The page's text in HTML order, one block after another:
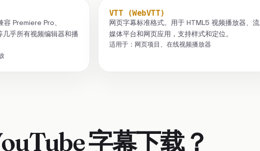
Premiere Pro、
乎所有视频编辑器和播
VTT (WebVTT)
网页字幕标准格式。用于 HTML5 视频播放器、流
媒体平台和网页应用，支持样式和定位。
适用于：网页项目、在线视频播放器
字幕下载？